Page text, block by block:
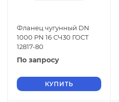
Фланец чугунный DN
1000 PN 16 СЧ30 ГОСТ
12817-80
По запросу
КУПИТЬ